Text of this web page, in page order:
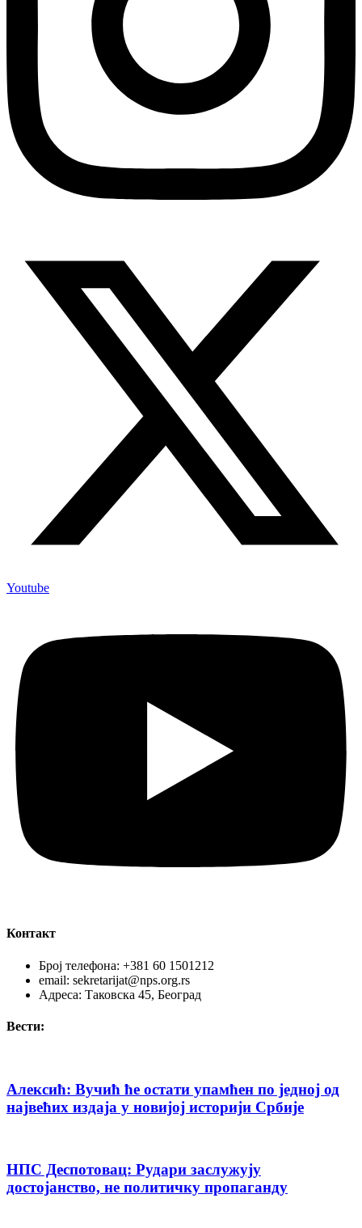
Youtube
Контакт
Број телефона: +381 60 1501212
email: sekretarijat@nps.org.rs
Адреса: Таковска 45, Београд
Вести:
Алексић: Вучић ће остати упамћен по једној од
највећих издаја у новијој историји Србије
НПС Деспотовац: Рудари заслужују
достојанство, не политичку пропаганду